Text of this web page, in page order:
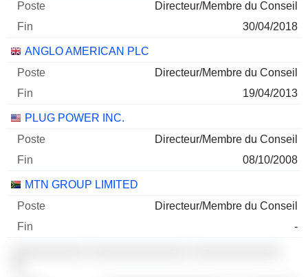
Directeur/Membre du Conseil
30/04/2018
ANGLO AMERICAN PLC
Directeur/Membre du Conseil
19/04/2013
PLUG POWER INC.
Directeur/Membre du Conseil
08/10/2008
MTN GROUP LIMITED
Directeur/Membre du Conseil
-